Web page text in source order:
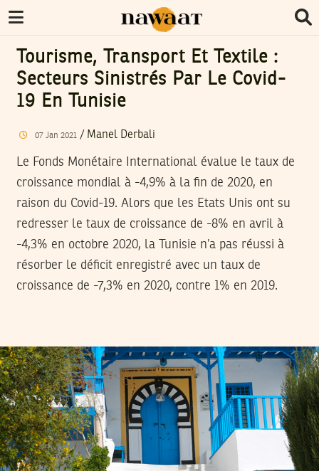
Tourisme, Transport Et Textile :
Secteurs Sinistrés Par Le Covid-
19 En Tunisie
07 Jan 2021/ Manel Derbali
Le Fonds Monétaire International évalue le taux de
croissance mondial à -4,9% à la fin de 2020, en
raison du Covid-19. Alors que les Etats Unis ont su
redresser le taux de croissance de -8% en avril à
-4,3% en octobre 2020, la Tunisie n’a pas réussi à
résorber le déficit enregistré avec un taux de
croissance de -7,3% en 2020, contre 1% en 2019.